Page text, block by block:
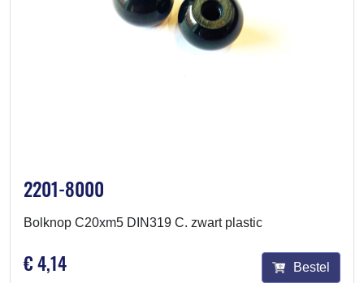
2201-8000
Bolknop C20xm5 DIN319 C. zwart plastic
€ 4,14 Bestel